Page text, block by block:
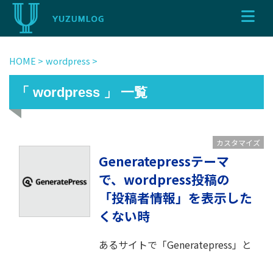
HOME > wordpress >
「 wordpress 」 一覧
Generatepressテーマ
で、wordpress投稿の
「投稿者情報」を表示した
くない時
あるサイトで「Generatepress」と
カスタマイズ